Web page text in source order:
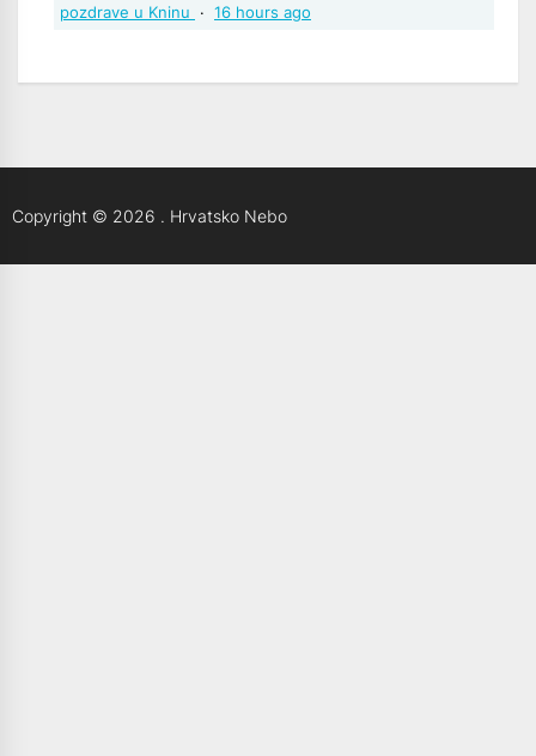
pozdrave u Kninu
· 16 hours ago
Copyright © 2026 . Hrvatsko Nebo